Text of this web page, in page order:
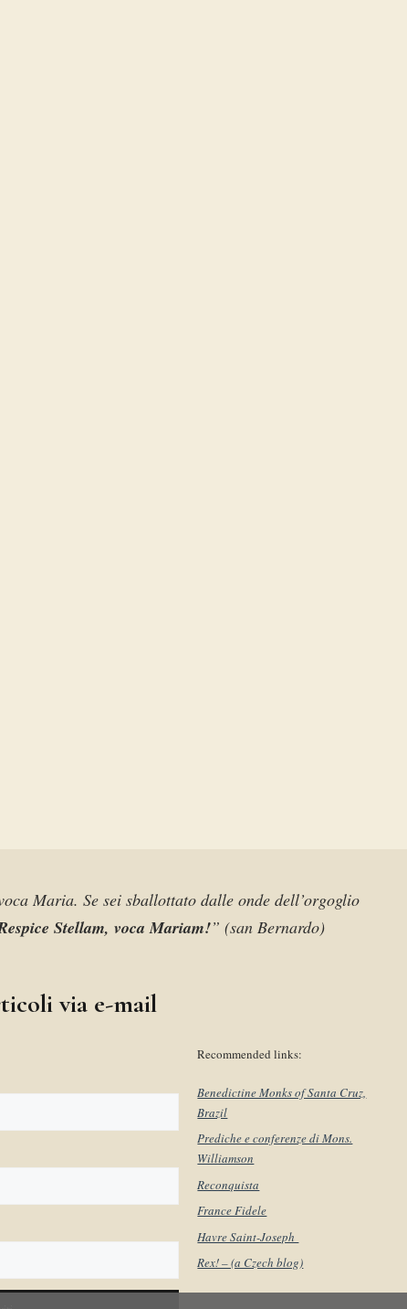
Maria. Se sei sballottato dalle onde dell’orgoglio
Stellam, voca Mariam!” (san Bernardo)
via e-mail
Recommended links:
Benedictine Monks of Santa Cruz,
Brazil
Prediche e conferenze di Mons.
Williamson
Reconquista
France Fidele
Havre Saint-Joseph
Rex! – (a Czech blog)